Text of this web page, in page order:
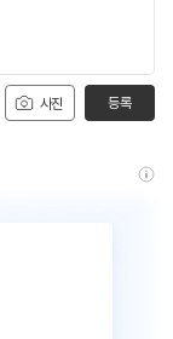
사진 등록